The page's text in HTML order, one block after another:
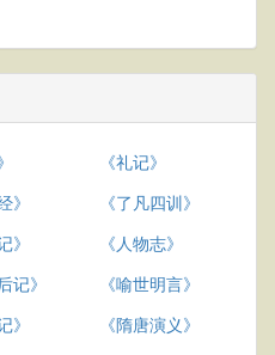
《礼记》
》
《了凡四训》
》
《人物志》
记》
《喻世明言》
》
《隋唐演义》